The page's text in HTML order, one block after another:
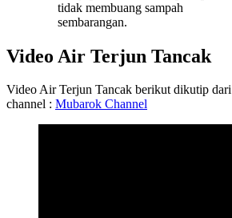
tidak membuang sampah
sembarangan.
Video Air Terjun Tancak
Video Air Terjun Tancak berikut dikutip dari
channel : Mubarok Channel